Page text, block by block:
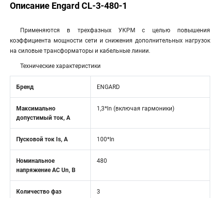
Описание Engard CL-3-480-1
Применяются в трехфазных УКРМ с целью повышения
коэффициента мощности сети и снижения дополнительных нагрузок
на силовые трансформаторы и кабельные линии.
Технические характеристики
Бренд ENGARD
Максимально
допустимый ток, А
1,3*ln (включая гармоники)
Пусковой ток Is, А 100*In
Номинальное
напряжение АС Un, В
480
Количество фаз 3